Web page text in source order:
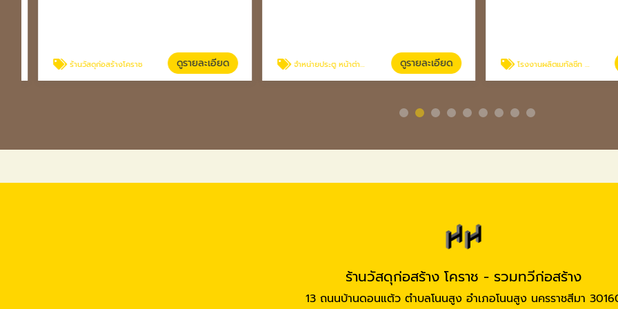
ร้านวัสดุก่อสร้างโคราช ดูรายละเอียด จำหน่ายประตู หน้าต่าง โคราช ดูรายละเอียด โรงงานผลิตเมทัลชีท นครราชสีมา
ร้านวัสดุก่อสร้าง โคราช - รวมทวีก่อสร้าง
13 ถนนบ้านดอนแต้ว ตำบลโนนสูง อำเภอโนนสูง นครราชสีมา